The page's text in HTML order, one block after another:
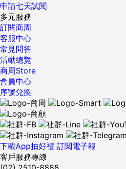
申請七天試閱
多元服務
訂閱商周
客服中心
常見問答
活動總覽
商周Store
會員中心
序號兌換
下載App抽好禮 訂閱電子報
客戶服務專線